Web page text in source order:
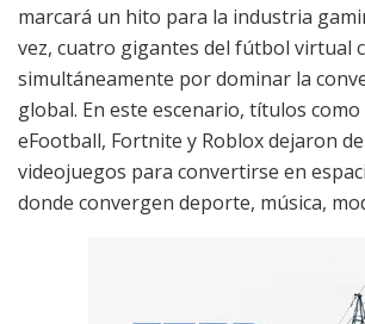
marcará un hito para la industria
vez, cuatro gigantes del fútbol virtual
simultáneamente por dominar la
global. En este escenario, títulos como
eFootball, Fortnite y Roblox dejaron
videojuegos para convertirse en
donde convergen deporte, música,